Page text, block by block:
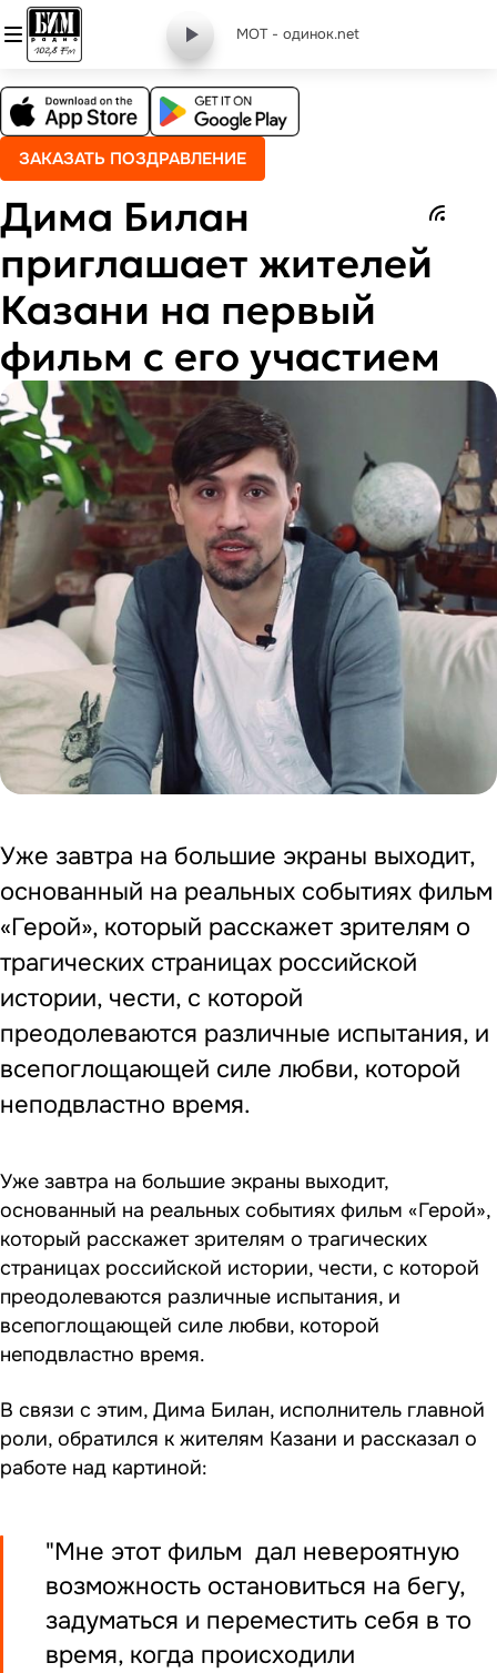
МОТ - одинок.net
ЗАКАЗАТЬ ПОЗДРАВЛЕНИЕ
Дима Билан
приглашает жителей
Казани на первый
фильм с его участием
Уже завтра на большие экраны выходит,
основанный на реальных событиях фильм
«Герой», который расскажет зрителям о
трагических страницах российской
истории, чести, с которой
преодолеваются различные испытания, и
всепоглощающей силе любви, которой
неподвластно время.
Уже завтра на большие экраны выходит,
основанный на реальных событиях фильм «Герой»,
который расскажет зрителям о трагических
страницах российской истории, чести, с которой
преодолеваются различные испытания, и
всепоглощающей силе любви, которой
неподвластно время.
В связи с этим, Дима Билан, исполнитель главной
роли, обратился к жителям Казани и рассказал о
работе над картиной:
"Мне этот фильм дал невероятную
возможность остановиться на бегу,
задуматься и переместить себя в то
время, когда происходили